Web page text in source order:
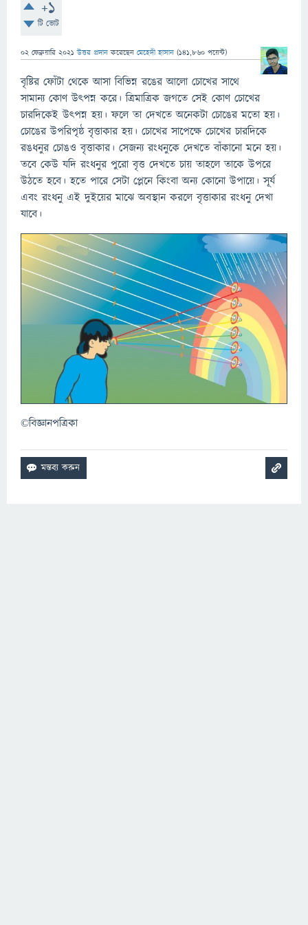
+1
টি ভোট
02 ফেব্রুয়ারি 2021 উত্তর প্রদান করেছেন মেহেদী হাসান (141,860 পয়েন্ট)
বৃষ্টির ফোঁটা থেকে আসা বিভিন্ন রঙের আলো চোখের সাথে
সামান্য কোণ উৎপন্ন করে। ত্রিমাত্রিক জগতে সেই কোণ চোখের
চারদিকেই উৎপন্ন হয়। ফলে তা দেখতে অনেকটা চোঙের মতো হয়।
চোঙের উপরিপৃষ্ঠ বৃত্তাকার হয়। চোখের সাপেক্ষে চোখের চারদিকে
রঙধনুর চোঙও বৃত্তাকার। সেজন্য রংধনুকে দেখতে বাঁকানো মনে হয়।
তবে কেউ যদি রংধনুর পুরো বৃত্ত দেখতে চায় তাহলে তাকে উপরে
উঠতে হবে। হতে পারে সেটা প্লেনে কিংবা অন্য কোনো উপায়ে। সূর্য
এবং রংধনু এই দুইয়ের মাঝে অবস্থান করলে বৃত্তাকার রংধনু দেখা
যাবে।
©বিজ্ঞানপত্রিকা